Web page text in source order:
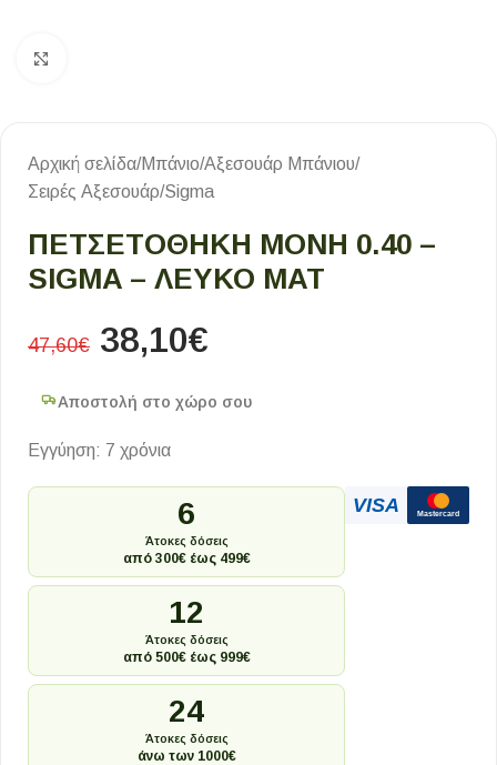
Αρχική σελίδα/Μπάνιο/Αξεσουάρ Μπάνιου/
Σειρές Αξεσουάρ/Sigma
ΠΕΤΣΕΤΟΘΗΚΗ ΜΟΝΗ 0.40 –
SIGMA – ΛΕΥΚΟ ΜΑΤ
47,60€ 38,10€
Αποστολή στο χώρο σου
Εγγύηση: 7 χρόνια
6
Άτοκες δόσεις
από 300€ έως 499€
12
Άτοκες δόσεις
από 500€ έως 999€
24
Άτοκες δόσεις
άνω των 1000€
VISA Mastercard